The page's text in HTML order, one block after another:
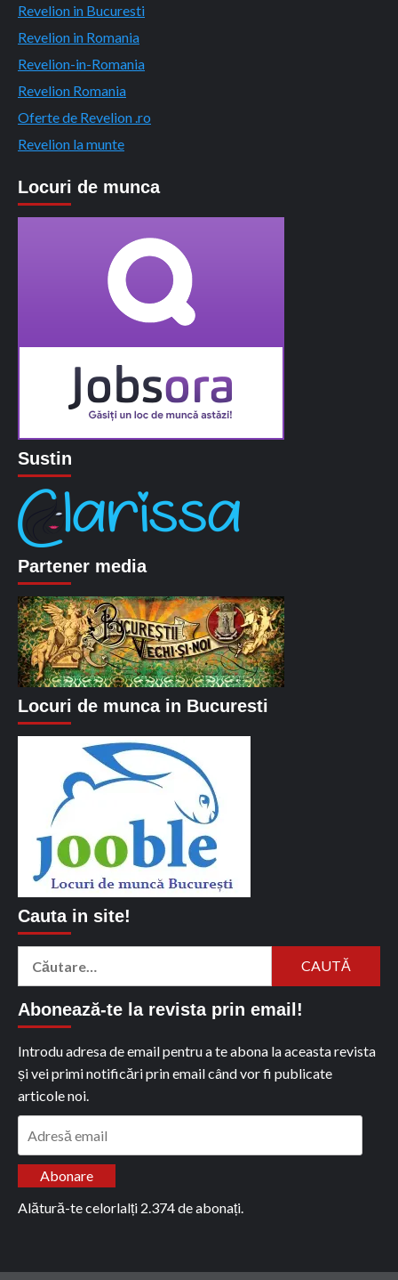
Revelion in Bucuresti
Revelion in Romania
Revelion-in-Romania
Revelion Romania
Oferte de Revelion .ro
Revelion la munte
Locuri de munca
Sustin
Partener media
Locuri de munca in Bucuresti
Cauta in site!
Abonează-te la revista prin email!
Introdu adresa de email pentru a te abona la aceasta revista
și vei primi notificări prin email când vor fi publicate
articole noi.
Abonare
Alătură-te celorlalți 2.374 de abonați.